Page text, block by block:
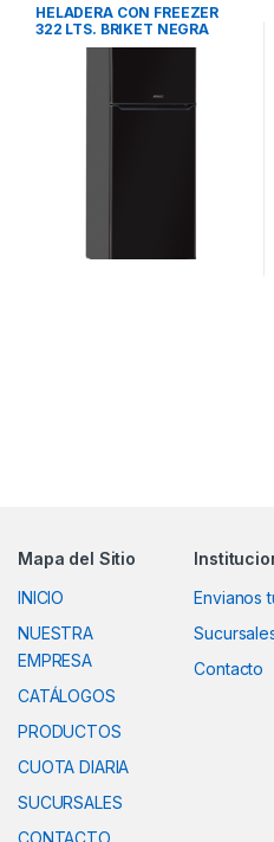
HELADERA CON FREEZER
322 LTS. BRIKET NEGRA
Mapa del Sitio
INICIO
NUESTRA
EMPRESA
CATÁLOGOS
PRODUCTOS
CUOTA DIARIA
SUCURSALES
CONTACTO
Envianos
Contacto